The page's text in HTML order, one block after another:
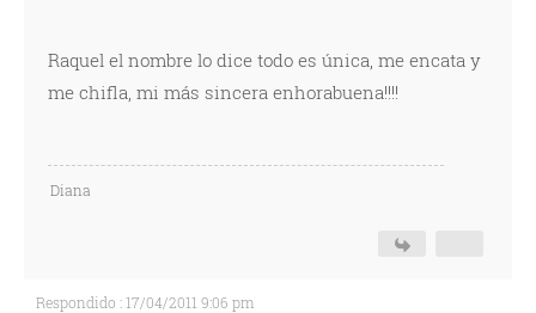
Raquel el nombre lo dice todo es única, me encata y
me chifla, mi más sincera enhorabuena!!!!
Diana
Respondido : 17/04/2011 9:06 pm